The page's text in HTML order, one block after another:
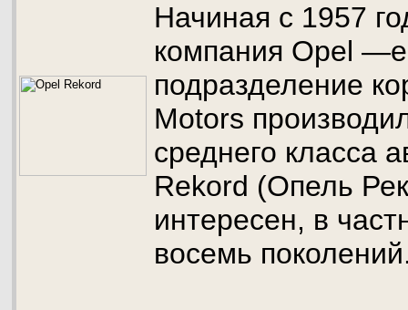
Начиная с 1957
компания Opel
подразделение
Motors
среднего класса
Rekord (Опель
интересен, в
восемь